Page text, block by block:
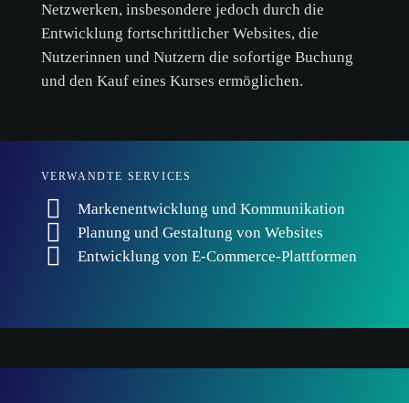
Netzwerken, insbesondere jedoch durch die
Entwicklung fortschrittlicher Websites, die
Nutzerinnen und Nutzern die sofortige Buchung
und den Kauf eines Kurses ermöglichen.
VERWANDTE SERVICES
Markenentwicklung und Kommunikation
Planung und Gestaltung von Websites
Entwicklung von E-Commerce-Plattformen